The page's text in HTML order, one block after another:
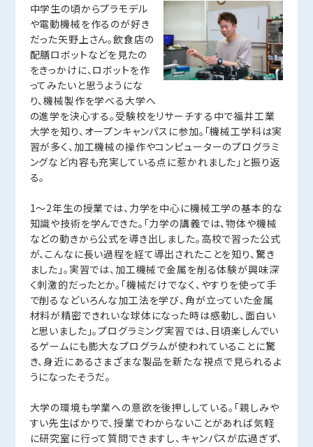
中学生の頃からプラモデル
や電動機械を作るのが好き
だった矢野上さん。飲食店の
配膳ロボットなどを見たの
をきっかけに、ロボットを作
ってみたいと思うようにな
り、機械製作を学べる大学へ
の進学を決心する。受験校をリサーチする中で福井工業
大学を知り、オープンキャンパスに参加。「機械工学科は実
習が多く、加工機械の操作やコンピューターのプログラミ
ングなど内容も充実している点に惹かれました」と振り返
る。
1～2年生の授業では、力学を中心に機械工学の基本的な
知識や技術を学んできた。「力学の講義では、物体や機械
などの動きから公式を導き出しました。高校で習った公式
が、こんなに長い過程を経て導出されたことを知り、驚き
ました」。実習では、加工機械で金属を削る体験が興味深
く刺激的だったとか。「機械だけでなく、やすりを使って手
で削るなどいろんな加工法を学び、角が立っていた金属
材料が精密できれいな球体になった時は感動し、面白い
と思いました」。プログラミング実習では、日頃楽しんでい
るゲームにも膨大なプログラムが使われていることに驚
き、身近にあるさまざまな製品を新たな視点で見られるよ
うになったそうだ。
大学の環境も学業への意欲を後押ししている。「親しみや
すい先生ばかりで、授業でわからないことがあれば気軽
に研究室に行って質問できますし、キャンパスが広過ぎず、